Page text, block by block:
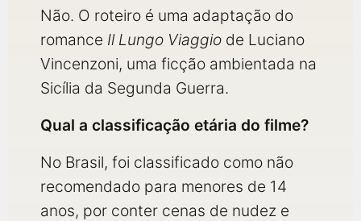
Não. O roteiro é uma adaptação do
romance Il Lungo Viaggio de Luciano
Vincenzoni, uma ficção ambientada na
Sicília da Segunda Guerra.
Qual a classificação etária do filme?
No Brasil, foi classificado como não
recomendado para menores de 14
anos, por conter cenas de nudez e